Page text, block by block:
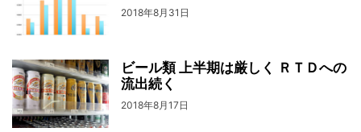
2018年8月31日
ビール類 上半期は厳しく ＲＴＤへの
流出続く
2018年8月17日